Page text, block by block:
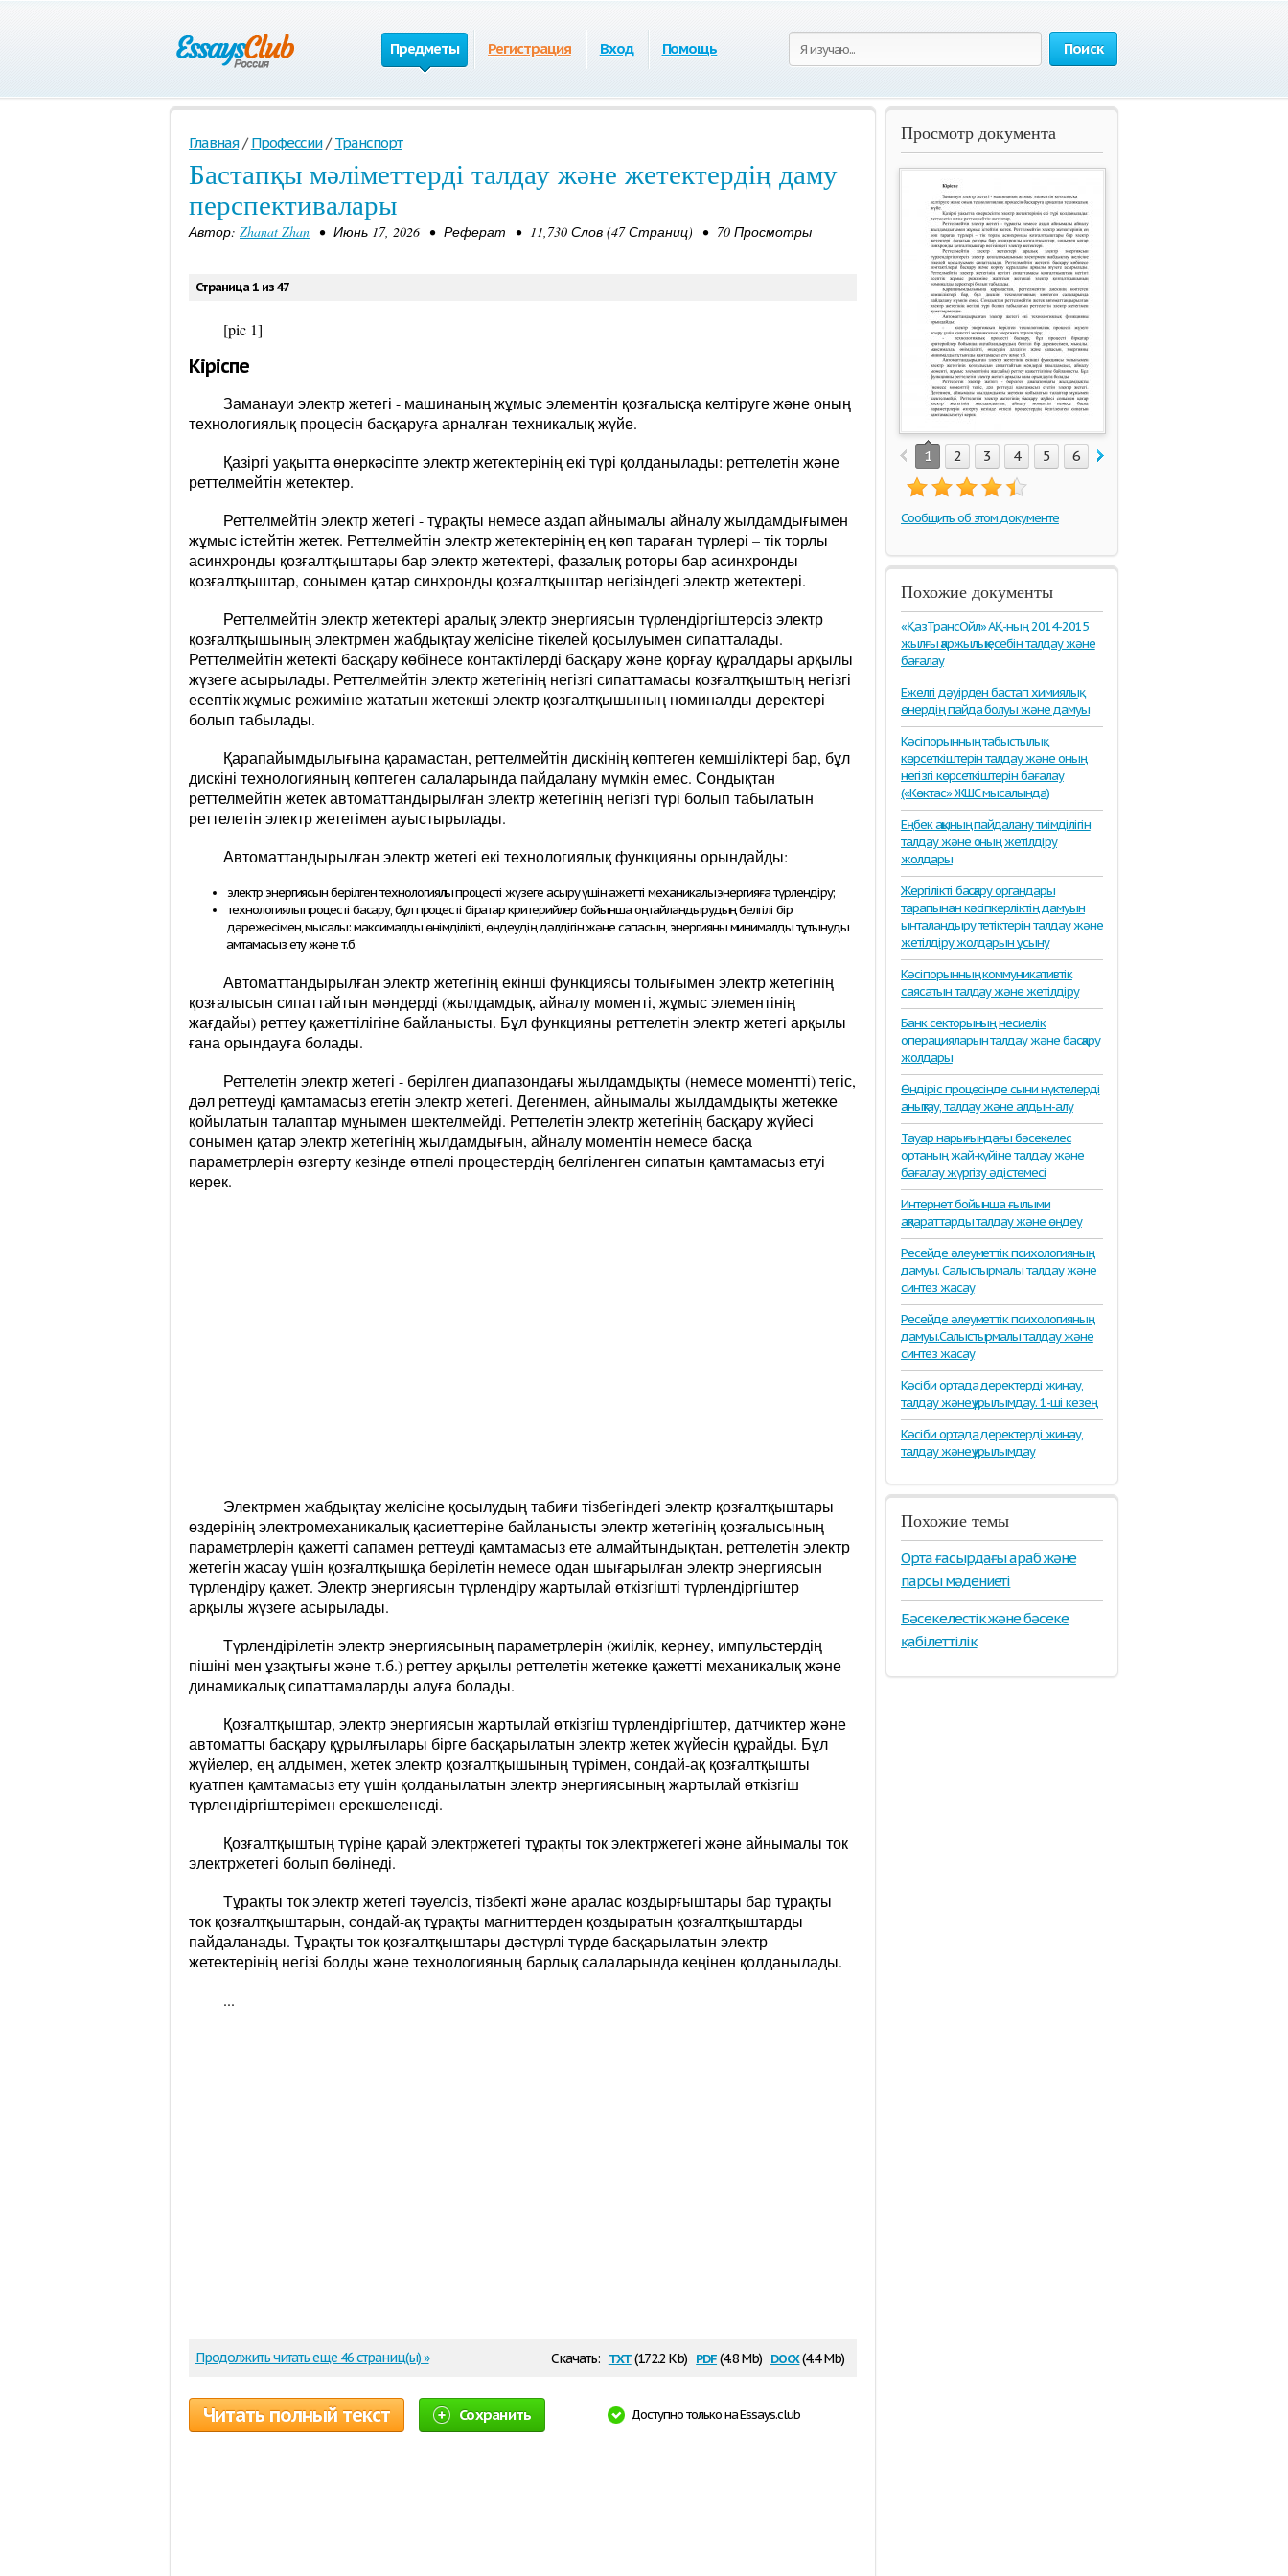
Поиск
Предметы Регистрация Вход Помощь
Главная / Профессии / Транспорт
Бастапқы мәліметтерді талдау және жетектердің даму
перспективалары
Автор: Zhanat Zhan • Июнь 17, 2026 • Реферат • 11,730 Слов (47 Страниц) • 70 Просмотры
Страница 1 из 47
[pic 1]
Кіріспе
Заманауи электр жетегі - машинаның жұмыс элементін қозғалысқа келтіруге және оның
технологиялық процесін басқаруға арналған техникалық жүйе.
Қазіргі уақытта өнеркәсіпте электр жетектерінің екі түрі қолданылады: реттелетін және
реттелмейтін жетектер.
Реттелмейтін электр жетегі - тұрақты немесе аздап айнымалы айналу жылдамдығымен
жұмыс істейтін жетек. Реттелмейтін электр жетектерінің ең көп тараған түрлері – тік торлы
асинхронды қозғалтқыштары бар электр жетектері, фазалық роторы бар асинхронды
қозғалтқыштар, сонымен қатар синхронды қозғалтқыштар негізіндегі электр жетектері.
Реттелмейтін электр жетектері аралық электр энергиясын түрлендіргіштерсіз электр
қозғалтқышының электрмен жабдықтау желісіне тікелей қосылуымен сипатталады.
Реттелмейтін жетекті басқару көбінесе контактілерді басқару және қорғау құралдары арқылы
жүзеге асырылады. Реттелмейтін электр жетегінің негізгі сипаттамасы қозғалтқыштың негізгі
есептік жұмыс режиміне жататын жетекші электр қозғалтқышының номиналды деректері
болып табылады.
Қарапайымдылығына қарамастан, реттелмейтін дискінің көптеген кемшіліктері бар, бұл
дискіні технологияның көптеген салаларында пайдалану мүмкін емес. Сондықтан
реттелмейтін жетек автоматтандырылған электр жетегінің негізгі түрі болып табылатын
реттелетін электр жетегімен ауыстырылады.
Автоматтандырылған электр жетегі екі технологиялық функцияны орындайды:
электр энергиясын берілген технологиялық процесті жүзеге асыру үшін қажетті механикалық энергияға түрлендіру;
технологиялық процесті басқару, бұл процесті бірқатар критерийлер бойынша оңтайландырудың белгілі бір
дәрежесімен, мысалы: максималды өнімділікті, өңдеудің дәлдігін және сапасын, энергияны минималды тұтынуды
қамтамасыз ету және т.б.
Автоматтандырылған электр жетегінің екінші функциясы толығымен электр жетегінің
қозғалысын сипаттайтын мәндерді (жылдамдық, айналу моменті, жұмыс элементінің
жағдайы) реттеу қажеттілігіне байланысты. Бұл функцияны реттелетін электр жетегі арқылы
ғана орындауға болады.
Реттелетін электр жетегі - берілген диапазондағы жылдамдықты (немесе моментті) тегіс,
дәл реттеуді қамтамасыз ететін электр жетегі. Дегенмен, айнымалы жылдамдықты жетекке
қойылатын талаптар мұнымен шектелмейді. Реттелетін электр жетегінің басқару жүйесі
сонымен қатар электр жетегінің жылдамдығын, айналу моментін немесе басқа
параметрлерін өзгерту кезінде өтпелі процестердің белгіленген сипатын қамтамасыз етуі
керек.
Электрмен жабдықтау желісіне қосылудың табиғи тізбегіндегі электр қозғалтқыштары
өздерінің электромеханикалық қасиеттеріне байланысты электр жетегінің қозғалысының
параметрлерін қажетті сапамен реттеуді қамтамасыз ете алмайтындықтан, реттелетін электр
жетегін жасау үшін қозғалтқышқа берілетін немесе одан шығарылған электр энергиясын
түрлендіру қажет. Электр энергиясын түрлендіру жартылай өткізгішті түрлендіргіштер
арқылы жүзеге асырылады.
Түрлендірілетін электр энергиясының параметрлерін (жиілік, кернеу, импульстердің
пішіні мен ұзақтығы және т.б.) реттеу арқылы реттелетін жетекке қажетті механикалық және
динамикалық сипаттамаларды алуға болады.
Қозғалтқыштар, электр энергиясын жартылай өткізгіш түрлендіргіштер, датчиктер және
автоматты басқару құрылғылары бірге басқарылатын электр жетек жүйесін құрайды. Бұл
жүйелер, ең алдымен, жетек электр қозғалтқышының түрімен, сондай-ақ қозғалтқышты
қуатпен қамтамасыз ету үшін қолданылатын электр энергиясының жартылай өткізгіш
түрлендіргіштерімен ерекшеленеді.
Қозғалтқыштың түріне қарай электржетегі тұрақты ток электржетегі және айнымалы ток
электржетегі болып бөлінеді.
Тұрақты ток электр жетегі тәуелсіз, тізбекті және аралас қоздырғыштары бар тұрақты
ток қозғалтқыштарын, сондай-ақ тұрақты магниттерден қоздыратын қозғалтқыштарды
пайдаланады. Тұрақты ток қозғалтқыштары дәстүрлі түрде басқарылатын электр
жетектерінің негізі болды және технологияның барлық салаларында кеңінен қолданылады.
...
Скачать: txt(172.2 Kb) pdf(4.8 Mb) docx(4.4 Mb)
Продолжить читать еще 46 страниц(ы) »
Читать полный текст Сохранить Доступно только на Essays.club
Просмотр документа
1 2 3 4 5 6 7
Сообщить об этом документе
Похожие документы
«ҚазТрансОйл» АҚ-ның 2014-2015
жылғы қаржылық есебін талдау және
бағалау
Ежелгі дәуірден бастап химиялық
өнердің пайда болуы және дамуы
Кәсіпорынның табыстылық
көрсеткіштерін талдау және оның
негізгі көрсеткіштерін бағалау
(«Көктас» ЖШС мысалында)
Еңбек ақының пайдалану тиімділігін
талдау және оның жетілдіру
жолдары
Жергілікті басқару органдары
тарапынан кәсіпкерліктің дамуын
ынталандыру тетіктерін талдау және
жетілдіру жолдарын ұсыну
Кәсіпорынның коммуникативтік
саясатын талдау және жетілдіру
Банк секторының несиелік
операцияларын талдау және басқару
жолдары
Өндіріс процесінде сыни нүктелерді
анықтау, талдау және алдын-алу
Тауар нарығындағы бәсекелес
ортаның жай-күйіне талдау және
бағалау жүргізу әдістемесі
Интернет бойынша ғылыми
ақпараттарды талдау және өңдеу
Ресейде әлеуметтік психологияның
дамуы. Салыстырмалы талдау және
синтез жасау
Ресейде әлеуметтік психологияның
дамуы.Салыстырмалы талдау және
синтез жасау
Кәсіби ортада деректерді жинау,
талдау және құрылымдау. 1-ші кезең
Кәсіби ортада деректерді жинау,
талдау және құрылымдау
Похожие темы
Орта ғасырдағы араб және
парсы мәдениеті
Бәсекелестік және бәсеке
қабілеттілік